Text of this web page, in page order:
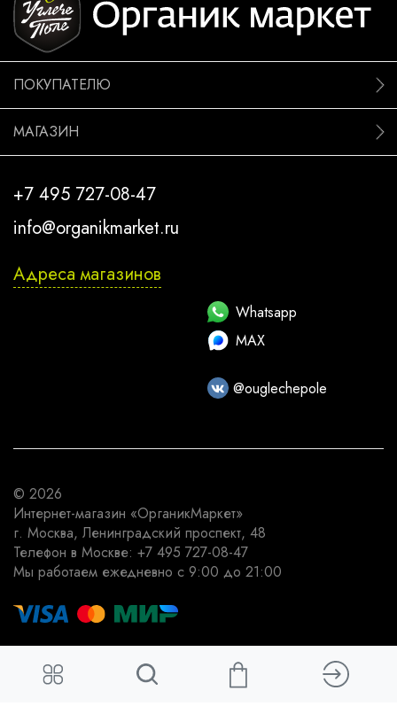
ПОКУПАТЕЛЮ
МАГАЗИН
+7 495 727-08-47
info@organikmarket.ru
Адреса магазинов
Whatsapp
MAX
@ouglechepole
© 2026
Интернет-магазин «ОрганикМаркет»
г. Москва, Ленинградский проспект, 48
Телефон в Москве: +7 495 727-08-47
Мы работаем ежедневно с 9:00 до 21:00